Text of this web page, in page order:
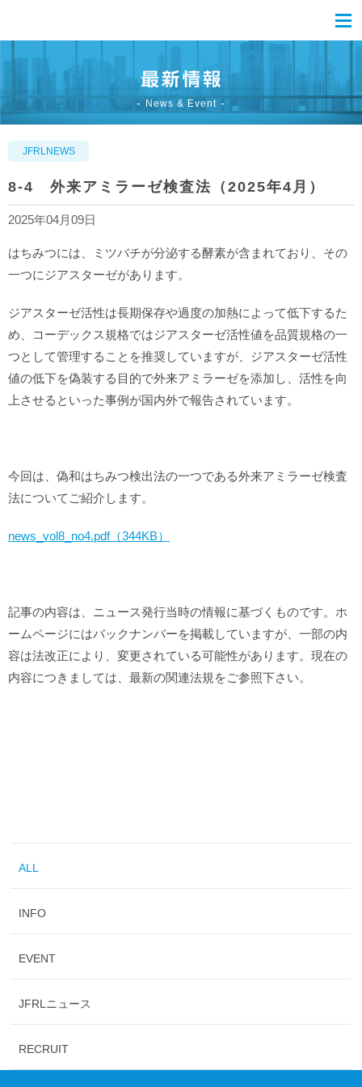
News & Event
JFRLNEWS
8-4 外来アミラーゼ検査法（2025年4月）
2025年04月09日
はちみつには、ミツバチが分泌する酵素が含まれており、その
一つにジアスターゼがあります。
ジアスターゼ活性は長期保存や過度の加熱によって低下するた
め、コーデックス規格ではジアスターゼ活性値を品質規格の一
つとして管理することを推奨していますが、ジアスターゼ活性
値の低下を偽装する目的で外来アミラーゼを添加し、活性を向
上させるといった事例が国内外で報告されています。
今回は、偽和はちみつ検出法の一つである外来アミラーゼ検査
法についてご紹介します。
news_vol8_no4.pdf（344KB）
記事の内容は、ニュース発行当時の情報に基づくものです。ホ
ームページにはバックナンバーを掲載していますが、一部の内
容は法改正により、変更されている可能性があります。現在の
内容につきましては、最新の関連法規をご参照下さい。
ALL
INFO
EVENT
JFRLニュース
RECRUIT